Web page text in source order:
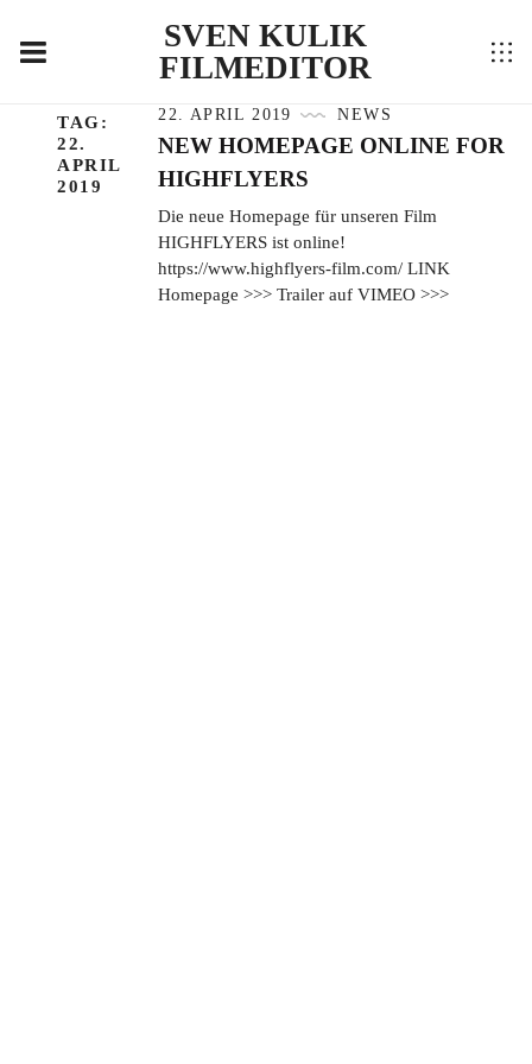
SVEN KULIK
FILMEDITOR
TAG:
22.
APRIL
2019
22. APRIL 2019 NEWS
NEW HOMEPAGE ONLINE FOR
HIGHFLYERS
Die neue Homepage für unseren Film
HIGHFLYERS ist online!
https://www.highflyers-film.com/ LINK
Homepage >>> Trailer auf VIMEO >>>